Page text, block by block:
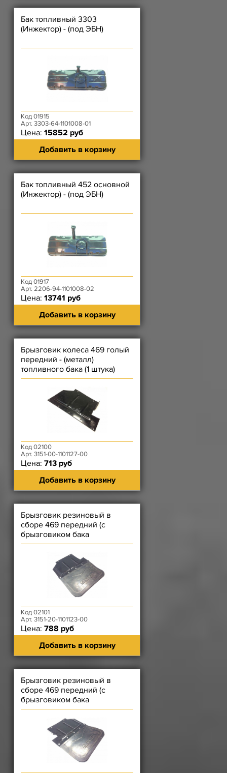
Бак топливный 3303
(Инжектор) - (под ЭБН)
Код 01915
Арт. 3303-64-1101008-01
Цена: 15852 руб
Добавить в корзину
Бак топливный 452 основной
(Инжектор) - (под ЭБН)
Код 01917
Арт. 2206-94-1101008-02
Цена: 13741 руб
Добавить в корзину
Брызговик колеса 469 голый
передний - (металл)
топливного бака (1 штука)
Код 02100
Арт. 3151-00-1101127-00
Цена: 713 руб
Добавить в корзину
Брызговик резиновый в
сборе 469 передний (с
брызговиком бака
топливного бака) левым
Код 02101
Арт. 3151-20-1101123-00
Цена: 788 руб
Добавить в корзину
Брызговик резиновый в
сборе 469 передний (с
брызговиком бака
топливного бака) правым